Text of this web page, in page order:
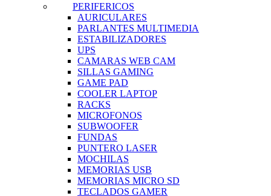
PERIFERICOS
AURICULARES
PARLANTES MULTIMEDIA
ESTABILIZADORES
UPS
CAMARAS WEB CAM
SILLAS GAMING
GAME PAD
COOLER LAPTOP
RACKS
MICROFONOS
SUBWOOFER
FUNDAS
PUNTERO LASER
MOCHILAS
MEMORIAS USB
MEMORIAS MICRO SD
TECLADOS GAMER